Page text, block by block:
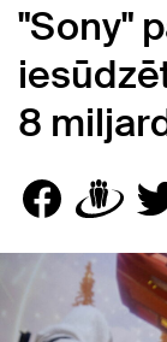
"Sony"
8